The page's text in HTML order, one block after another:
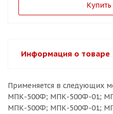
Информация о товаре
Применяется в следующих
МПК-500Ф; МПК-500Ф-01;
МПК-500Ф; МПК-500Ф-01;